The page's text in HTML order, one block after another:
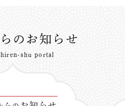
のお知らせ
shu portal